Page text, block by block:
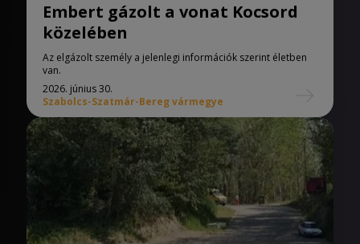
Embert gázolt a vonat Kocsord
közelében
Az elgázolt személy a jelenlegi információk szerint életben
van.
2026. június 30.
Szabolcs-Szatmár-Bereg vármegye